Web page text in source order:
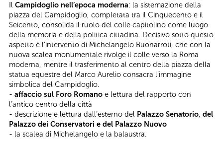
Il Campidoglio nell’epoca moderna: la sistemazione della
piazza del Campidoglio, completata tra il Cinquecento e il
Seicento, consolida il ruolo del colle capitolino come luogo
della memoria e della politica cittadina. Decisivo sotto questo
aspetto è l’intervento di Michelangelo Buonarroti, che con la
nuova scalea monumentale rivolge il colle verso la Roma
moderna, mentre il trasferimento al centro della piazza della
statua equestre del Marco Aurelio consacra l’immagine
simbolica del Campidoglio.
- affaccio sul Foro Romano e lettura del rapporto con
l’antico centro della città
- descrizione e lettura dall’esterno del Palazzo Senatorio, del
Palazzo dei Conservatori e del Palazzo Nuovo
- la scalea di Michelangelo e la balaustra.